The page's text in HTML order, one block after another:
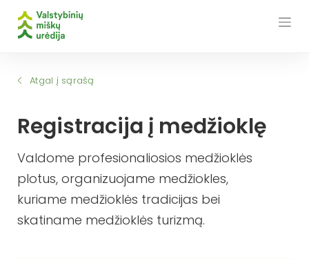
Atgal į sąrašą
Registracija į medžioklę
Valdome profesionaliosios medžioklės
plotus, organizuojame medžiokles,
kuriame medžioklės tradicijas bei
skatiname medžioklės turizmą.